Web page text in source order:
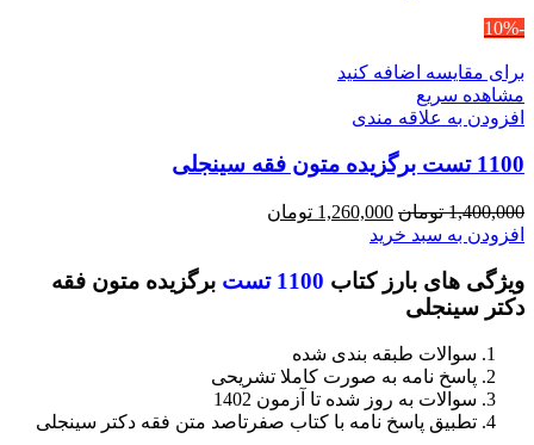
-10%
برای مقایسه اضافه کنید
مشاهده سریع
افزودن به علاقه مندی
1100 تست برگزیده متون فقه سینجلی
1,400,000 تومان قیمت
اصلی
بود.
1,260,000 تومان
است.
افزودن به سبد خرید
ویژگی های بارز کتاب 1100 تست
برگزیده متون فقه
دکتر سینجلی
سوالات طبقه بندی شده
پاسخ نامه به صورت کاملا تشریحی
سوالات به روز شده تا آزمون 1402
تطبیق پاسخ نامه با کتاب صفرتاصد متن فقه دکتر سینجلی